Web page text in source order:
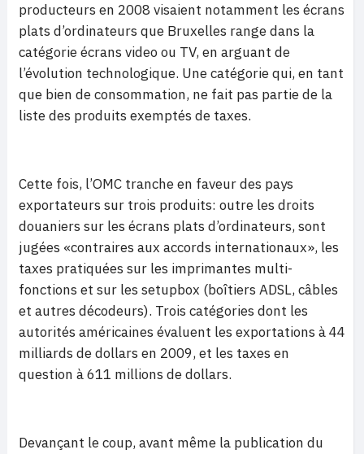
producteurs en 2008 visaient notamment les écrans
plats d’ordinateurs que Bruxelles range dans la
catégorie écrans video ou TV, en arguant de
l’évolution technologique. Une catégorie qui, en tant
que bien de consommation, ne fait pas partie de la
liste des produits exemptés de taxes.
Cette fois, l’OMC tranche en faveur des pays
exportateurs sur trois produits: outre les droits
douaniers sur les écrans plats d’ordinateurs, sont
jugées «contraires aux accords internationaux», les
taxes pratiquées sur les imprimantes multi-
fonctions et sur les setupbox (boîtiers ADSL, câbles
et autres décodeurs). Trois catégories dont les
autorités américaines évaluent les exportations à 44
milliards de dollars en 2009, et les taxes en
question à 611 millions de dollars.
Devançant le coup, avant même la publication du